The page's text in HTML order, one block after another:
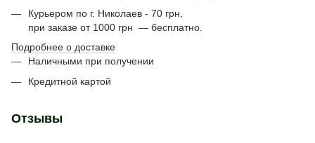
Курьером по г. Николаев - 70 грн,
при заказе от 1000 грн — бесплатно.
Подробнее о доставке
Наличными при получении
Кредитной картой
Отзывы